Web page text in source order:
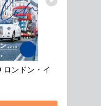
ロンドン・イ